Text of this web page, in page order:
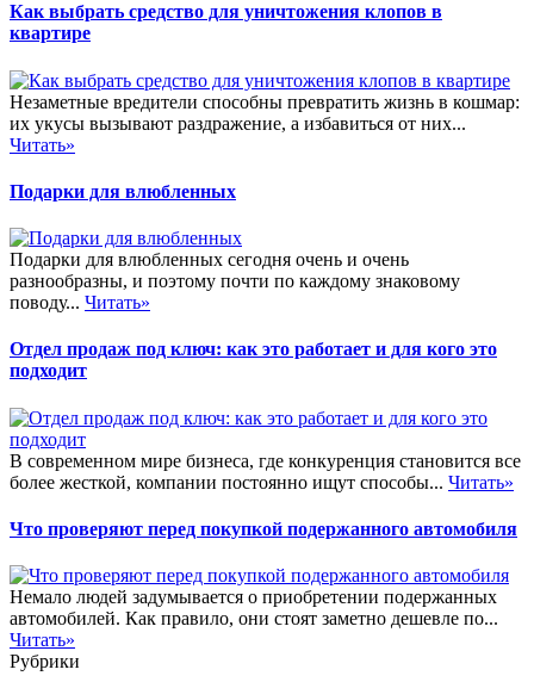
Как выбрать средство для уничтожения клопов в
квартире
Незаметные вредители способны превратить жизнь в кошмар:
их укусы вызывают раздражение, а избавиться от них...
Читать»
Подарки для влюбленных
Подарки для влюбленных сегодня очень и очень
разнообразны, и поэтому почти по каждому знаковому
поводу... Читать»
Отдел продаж под ключ: как это работает и для кого это
подходит
В современном мире бизнеса, где конкуренция становится все
более жесткой, компании постоянно ищут способы... Читать»
Что проверяют перед покупкой подержанного автомобиля
Немало людей задумывается о приобретении подержанных
автомобилей. Как правило, они стоят заметно дешевле по...
Читать»
Рубрики